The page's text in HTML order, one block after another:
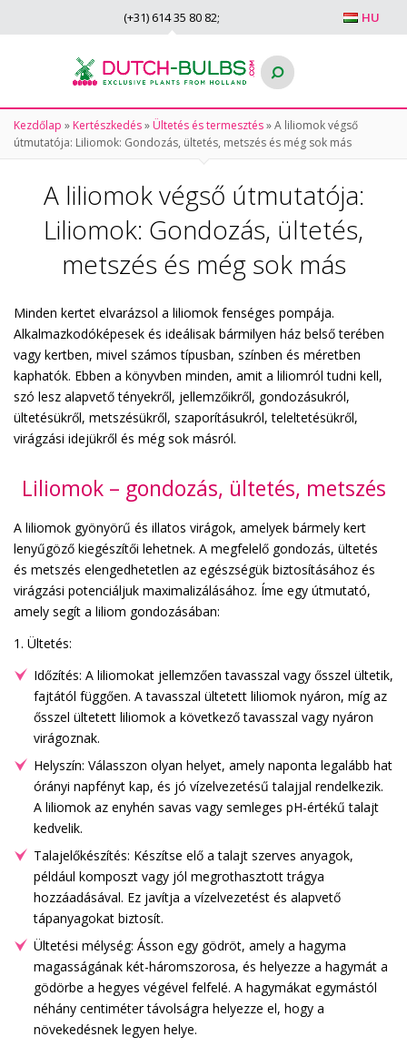
HU
(+31) 614 35 80 82;
Kezdőlap » Kertészkedés» Ültetés és termesztés»A liliomok végső
útmutatója: Liliomok: Gondozás, ültetés, metszés és még sok más
A liliomok végső útmutatója:
Liliomok: Gondozás, ültetés,
metszés és még sok más
Minden kertet elvarázsol a liliomok fenséges pompája.
Alkalmazkodóképesek és ideálisak bármilyen ház belső terében
vagy kertben, mivel számos típusban, színben és méretben
kaphatók. Ebben a könyvben minden, amit a liliomról tudni kell,
szó lesz alapvető tényekről, jellemzőikről, gondozásukról,
ültetésükről, metszésükről, szaporításukról, teleltetésükről,
virágzási idejükről és még sok másról.
Liliomok – gondozás, ültetés, metszés
A liliomok gyönyörű és illatos virágok, amelyek bármely kert
lenyűgöző kiegészítői lehetnek. A megfelelő gondozás, ültetés
és metszés elengedhetetlen az egészségük biztosításához és
virágzási potenciáljuk maximalizálásához. Íme egy útmutató,
amely segít a liliom gondozásában:
1. Ültetés:
Időzítés: A liliomokat jellemzően tavasszal vagy ősszel ültetik,
fajtától függően. A tavasszal ültetett liliomok nyáron, míg az
ősszel ültetett liliomok a következő tavasszal vagy nyáron
virágoznak.
Helyszín: Válasszon olyan helyet, amely naponta legalább hat
órányi napfényt kap, és jó vízelvezetésű talajjal rendelkezik.
A liliomok az enyhén savas vagy semleges pH-értékű talajt
kedvelik.
Talajelőkészítés: Készítse elő a talajt szerves anyagok,
például komposzt vagy jól megrothasztott trágya
hozzáadásával. Ez javítja a vízelvezetést és alapvető
tápanyagokat biztosít.
Ültetési mélység: Ásson egy gödröt, amely a hagyma
magasságának két-háromszorosa, és helyezze a hagymát a
gödörbe a hegyes végével felfelé. A hagymákat egymástól
néhány centiméter távolságra helyezze el, hogy a
növekedésnek legyen helye.